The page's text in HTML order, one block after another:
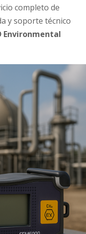
completo de
y soporte técnico
Environmental